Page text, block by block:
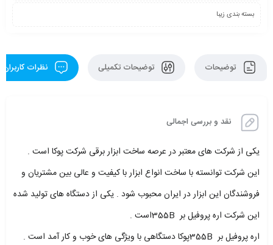
بسته بندی زیبا
توضیحات توضیحات تکمیلی نظرات کاربران
نقد و بررسی اجمالی
یکی از شرکت های معتبر در عرصه ساخت ابزار برقی شرکت پوکا است .
این شرکت توانسته با ساخت انواع ابزار با کیفیت و عالی بین مشتریان و
فروشندگان این ابزار در ایران محبوب شود . یکی از دستگاه های تولید شده
این شرکت اره پروفیل بر 355Bاست .
اره پروفیل بر 355Bپوکا دستگاهی با ویژگی های خوب و کار آمد است .